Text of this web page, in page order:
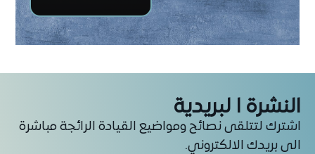
النشرة ا لبريدية
اشترك لتتلقى نصائح ومواضيع القيادة الرائجة مباشرة
الى بريدك الالكتروني.